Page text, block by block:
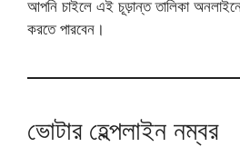
আপনি চাইলে এই চূড়ান্ত তালিকা
করতে পারবেন।
ভোটার হেল্পলাইন নম্বর